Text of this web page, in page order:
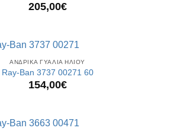
205,00€
ΑΝΔΡΙΚΑ ΓΥΑΛΙΑ ΗΛΙΟΥ
Ray-Ban 3737 00271 60
154,00€